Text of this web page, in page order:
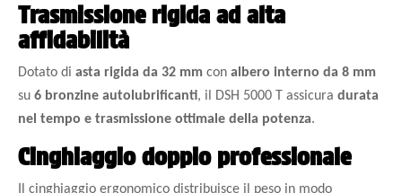
Trasmissione rigida ad alta
affidabilità
Dotato di asta rigida da 32 mm con albero interno da 8 mm
su 6 bronzine autolubrificanti, il DSH 5000 T assicura durata
nel tempo e trasmissione ottimale della potenza.
Cinghiaggio doppio professionale
Il cinghiaggio ergonomico distribuisce il peso in modo